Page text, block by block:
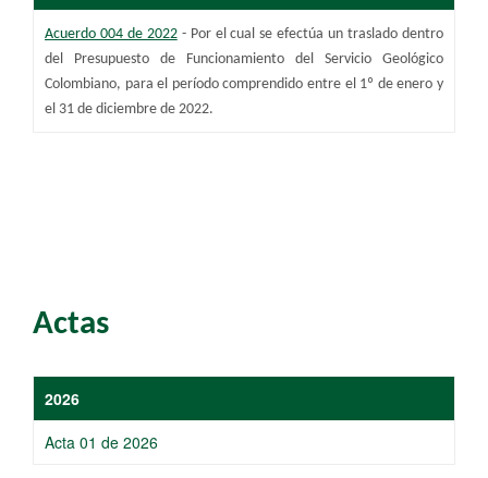
Acuerdo 004 de 2022 - Por el cual se efectúa un traslado dentro
del Presupuesto de Funcionamiento del Servicio Geológico
Colombiano, para el período comprendido entre el 1º de enero y
el 31 de diciembre de 2022.​
Actas
​​​2026
​Acta 0​1 de 2026